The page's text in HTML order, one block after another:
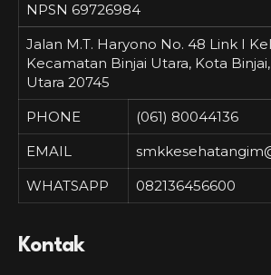
NPSN 69726984
Jalan M.T. Haryono No. 48 Link I
Kecamatan Binjai Utara, Kota
Utara 20745
PHONE
(061) 80044136
EMAIL
WHATSAPP
082136456600
Kontak